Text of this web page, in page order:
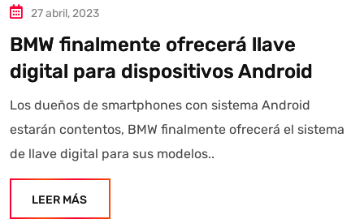
27 abril, 2023
BMW finalmente ofrecerá llave
digital para dispositivos Android
Los dueños de smartphones con sistema Android
estarán contentos, BMW finalmente ofrecerá el sistema
de llave digital para sus modelos..
LEER MÁS